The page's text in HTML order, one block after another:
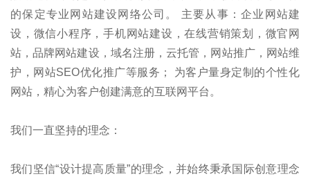
的保定专业网站建设网络公司。 主要从事：企业网站建
设，微信小程序，手机网站建设，在线营销策划，微官网
站，品牌网站建设，域名注册，云托管，网站推广，网站维
护，网站SEO优化推广等服务； 为客户量身定制的个性化
网站，精心为客户创建满意的互联网平台。
我们一直坚持的理念：
我们坚信“设计提高质量”的理念，并始终秉承国际创意理念